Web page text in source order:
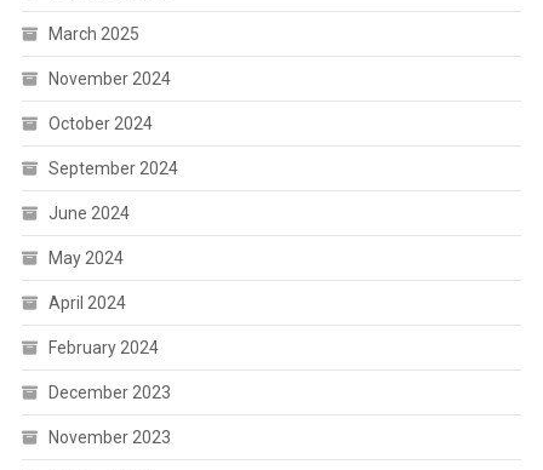
March 2025
November 2024
October 2024
September 2024
June 2024
May 2024
April 2024
February 2024
December 2023
November 2023